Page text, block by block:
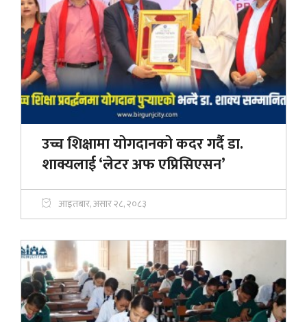
उच्च शिक्षामा योगदानको कदर गर्दै डा.
शाक्यलाई ‘लेटर अफ एप्रिसिएसन’
आइतबार, असार २८, २०८३